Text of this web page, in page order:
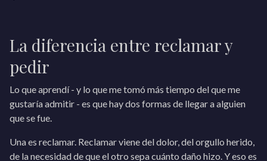
La diferencia entre reclamar y
pedir
Lo que aprendí - y lo que me tomó más tiempo del que me
gustaría admitir - es que hay dos formas de llegar a alguien
que se fue.
Una es reclamar. Reclamar viene del dolor, del orgullo herido,
de la necesidad de que el otro sepa cuánto daño hizo. Y eso es